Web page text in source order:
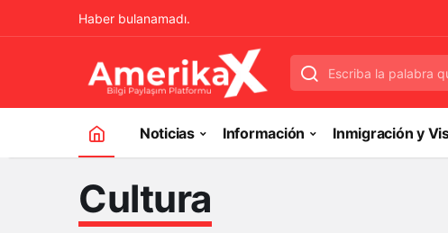
Haber bulanamadı.
Noticias Información Inmigración y
Cultura